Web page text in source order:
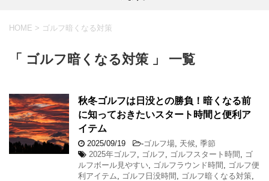
HOME > ゴルフ暗くなる対策
「 ゴルフ暗くなる対策 」 一覧
秋冬ゴルフは日没との勝負！暗くなる前
に知っておきたいスタート時間と便利ア
イテム
2025/09/19 -ゴルフ場 天候 季節
2025年ゴルフ
ゴルフ ゴルフスタート時間
ゴ
ルフボール見やすい
ゴルフラウンド時間
ゴルフ便
利アイテム
ゴルフ日没時間 ゴルフ暗くなる対策